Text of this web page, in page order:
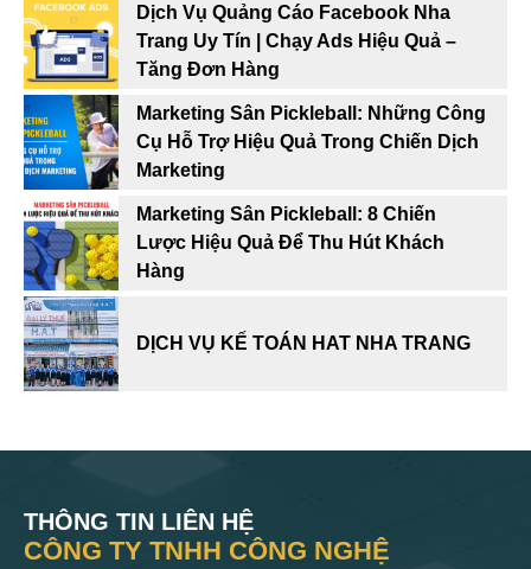
Dịch Vụ Quảng Cáo Facebook Nha
Trang Uy Tín | Chạy Ads Hiệu Quả –
Tăng Đơn Hàng
Marketing Sân Pickleball: Những Công
Cụ Hỗ Trợ Hiệu Quả Trong Chiến Dịch
Marketing
Marketing Sân Pickleball: 8 Chiến
Lược Hiệu Quả Để Thu Hút Khách
Hàng
DỊCH VỤ KẾ TOÁN HAT NHA TRANG
THÔNG TIN LIÊN HỆ
CÔNG TY TNHH CÔNG NGHỆ